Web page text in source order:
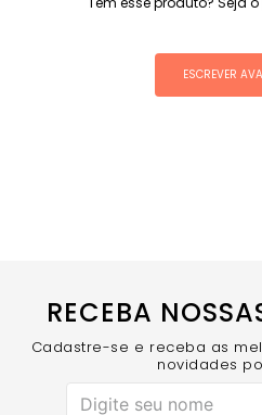
ESCREVER
RECEBA
Cadastre-se e receba as
novidades